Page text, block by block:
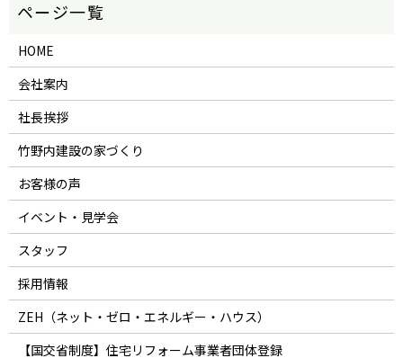
HOME
会社案内
社長挨拶
竹野内建設の家づくり
お客様の声
イベント・見学会
スタッフ
採用情報
ZEH（ネット・ゼロ・エネルギー・ハウス）
【国交省制度】住宅リフォーム事業者団体登録